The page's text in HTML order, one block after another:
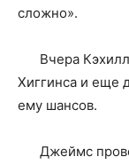
сложно».
Вчера
Хиггинса и еще
ему шансов.
Джеймс